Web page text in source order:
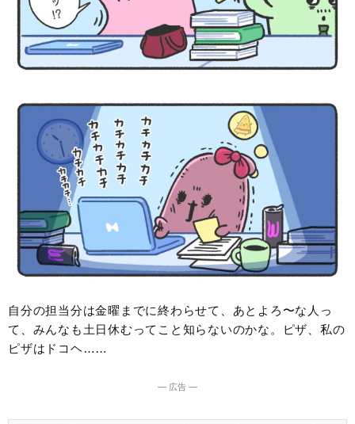
自分の担当分は金曜までに終わらせて、あとよろ〜な人っ
て、みんなも土日休むってこと知らないのかな。ピザ、私の
ピザはドコヘ……
― 広告 ―